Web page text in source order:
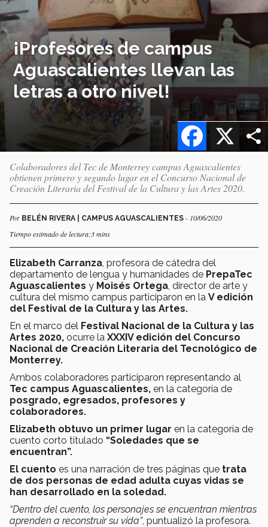
¡Profesores de campus
Aguascalientes llevan las
letras a otro nivel!
X
Facebook
Colaboradores del Tec de Monterrey campus Aguascalientes
obtienen primero y segundo lugar en el Concurso Nacional de
Creación Literaria del Festival de la Cultura y las Artes 2020.
Por BELÉN RIVERA | CAMPUS AGUASCALIENTES - 10/06/2020
Tiempo estimado de lectura:3 mins
Elizabeth Carranza , profesora de cátedra del
departamento de lengua y humanidades de PrepaTec
Aguascalientes y Moisés Ortega , director de arte y
cultura del mismo campus participaron en la V edición
del Festival de la Cultura y las Artes.
En el marco del Festival Nacional de la Cultura y las
Artes 2020, ocurre la XXXIV edición del Concurso
Nacional de Creación Literaria del Tecnológico de
Monterrey.
Ambos colaboradores participaron representando al
Tec campus Aguascalientes, en la categoría de
posgrado, egresados, profesores y
colaboradores.
Elizabeth obtuvo un primer lugar en la categoría de
cuento corto titulado “Soledades que se
encuentran”.
El cuento es una narración de tres páginas que trata
de dos personas de edad adulta cuyas vidas se
han desarrollado en la soledad.
“Dentro del cuento, los personajes se encuentran mientras
aprenden a reconstruir su vida”, puntualizó la profesora.